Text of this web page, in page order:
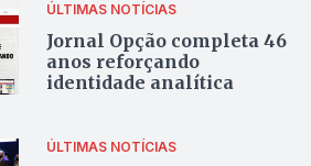
ÚLTIMAS NOTÍCIAS
Jornal Opção completa 46
anos reforçando
identidade analítica
ÚLTIMAS NOTÍCIAS